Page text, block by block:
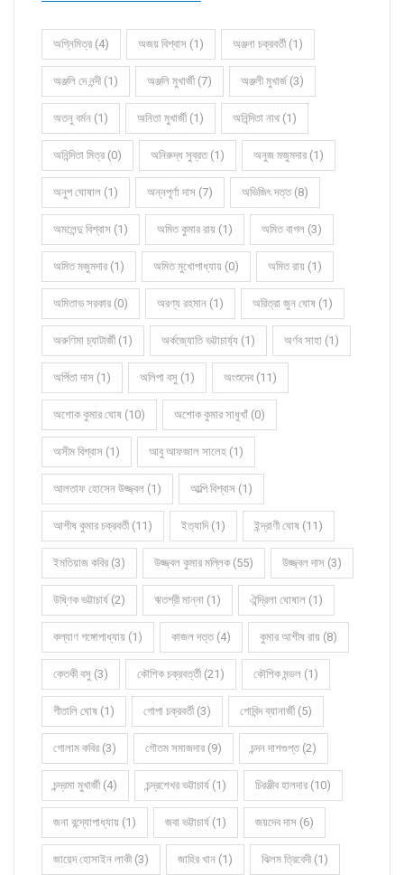
অগ্নিমিত্র (4) অজয় বিশ্বাস (1) অঞ্জনা চক্রবর্তী (1)
অঞ্জলি দে নন্দী (1) অঞ্জলি মুখার্জী (7) অঞ্জলী মুখার্জ (3)
অতনু বর্মন (1) অনিতা মুখার্জী (1) অনিন্দিতা নাথ (1)
অনিন্দিতা মিত্র (0) অনিরুদ্ধ সুব্রত (1) অনুজ মজুমদার (1)
অনুপ ঘোষাল (1) অন্নপূর্ণা দাস (7) অভিজিৎ দত্ত (8)
অমলেন্দু বিশ্বাস (1) অমিত কুমার রায় (1) অমিত বাগল (3)
অমিত মজুমদার (1) অমিত মুখোপাধ্যায় (0) অমিত রায় (1)
অমিতাভ সরকার (0) অরণ্য রহমান (1) অরিত্রা জুন ঘোষ (1)
অরুণিমা চ্যাটার্জী (1) অর্কজ্যোতি ভট্টাচার্য্য (1) অর্ণব সাহা (1)
অর্পিতা দাস (1) অলিপা বসু (1) অংশুদেব (11)
অশোক কুমার ঘোষ (10) অশোক কুমার সাধুখাঁ (0)
অসীম বিশ্বাস (1) আবু আফজাল সালেহ (1)
আলতাফ হোসেন উজ্জ্বল (1) আল্পি বিশ্বাস (1)
আশীষ কুমার চক্রবর্তী (11) ইত্যাদি (1) ইন্দ্রাণী ঘোষ (11)
ইমতিয়াজ কবির (3) উজ্জ্বল কুমার মল্লিক (55) উজ্জ্বল দাস (3)
উষ্ণিক ভট্টাচার্য (2) ঋতশ্রী মান্না (1) ঐন্দ্রিলা ঘোষাল (1)
কল্যাণ গঙ্গোপাধ্যায় (1) কাজল দত্ত (4) কুমার আশীষ রায় (8)
কেতকী বসু (3) কৌশিক চক্রবর্ত্তী (21) কৌশিক মন্ডল (1)
গীতালি ঘোষ (1) গোপা চক্রবর্তী (3) গোবিন্দ ব্যানার্জী (5)
গোলাম কবির (3) গৌতম সমাজদার (9) চন্দন দাশগুপ্ত (2)
চন্দ্রমা মুখার্জী (4) চন্দ্রশেখর ভট্টাচার্য (1) চিরঞ্জীব হালদার (10)
জনা বন্দ্যোপাধ্যায় (1) জবা ভট্টাচার্য (1) জয়দেব দাস (6)
জায়েদ হোসাইন লাকী (3) জাহির খান (1) ঝিলম ত্রিবেদী (1)